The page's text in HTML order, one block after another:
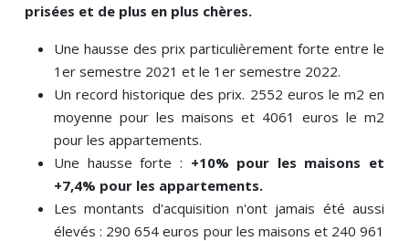
prisées et de plus en plus chères.
Une hausse des prix particulièrement forte entre le
1er semestre 2021 et le 1er semestre 2022.
Un record historique des prix. 2552 euros le m2 en
moyenne pour les maisons et 4061 euros le m2
pour les appartements.
Une hausse forte : +10% pour les maisons et
+7,4% pour les appartements.
Les montants d'acquisition n'ont jamais été aussi
élevés : 290 654 euros pour les maisons et 240 961